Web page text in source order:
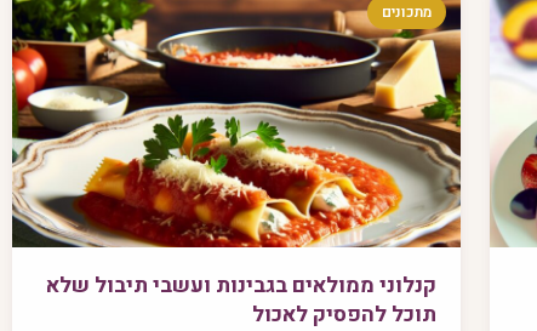
מתכונים
קנלוני ממולאים בגבינות ועשבי תיבול שלא
תוכל להפסיק לאכול